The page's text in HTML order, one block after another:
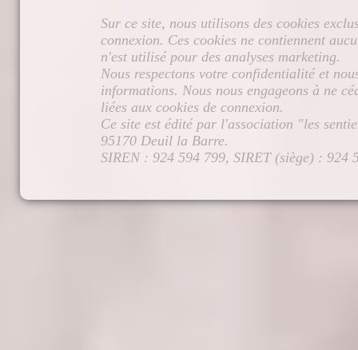
Sur ce site, nous utilisons des cookies
connexion. Ces cookies ne contiennent
n'est utilisé pour des analyses marketing.
Nous respectons votre confidentialité et
informations. Nous nous engageons à ne
liées aux cookies de connexion.
Ce site est édité par l'association "les
95170 Deuil la Barre.
SIREN : 924 594 799, SIRET (siège) :